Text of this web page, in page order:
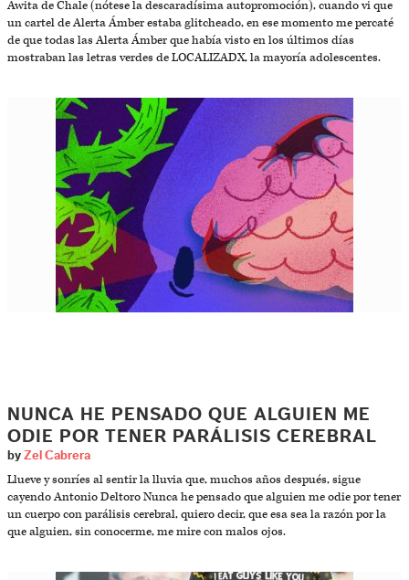
Awita de Chale (nótese la descaradísima autopromoción), cuando vi que
un cartel de Alerta Ámber estaba glitcheado, en ese momento me percaté
de que todas las Alerta Ámber que había visto en los últimos días
mostraban las letras verdes de LOCALIZADX, la mayoría adolescentes.
NUNCA HE PENSADO QUE ALGUIEN ME
ODIE POR TENER PARÁLISIS CEREBRAL
by Zel Cabrera
Llueve y sonríes al sentir la lluvia que, muchos años después, sigue
cayendo Antonio Deltoro Nunca he pensado que alguien me odie por tener
un cuerpo con parálisis cerebral, quiero decir, que esa sea la razón por la
que alguien, sin conocerme, me mire con malos ojos.